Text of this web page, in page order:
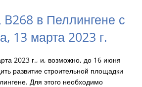
в Пеллингене с
13 марта 2023 г.
2023 г., и, возможно, до 16 июня
развитие строительной площадки
Для этого необходимо